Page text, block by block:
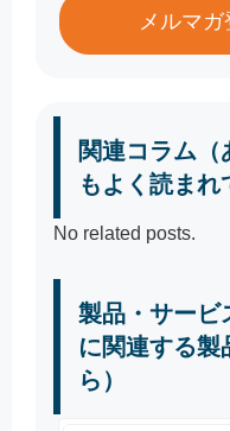
メルマ
関連コラム
もよく読まれ
No related posts.
製品・サービ
に関連する製
ら）